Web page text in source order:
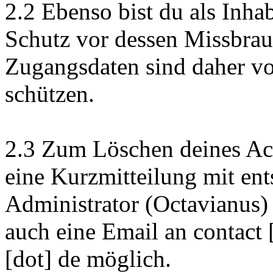
2.2 Ebenso bist du als
Schutz vor dessen
Zugangsdaten sind daher
schützen.
2.3 Zum Löschen deines
eine Kurzmitteilung mit
Administrator
auch eine Email an
[dot] de möglich.